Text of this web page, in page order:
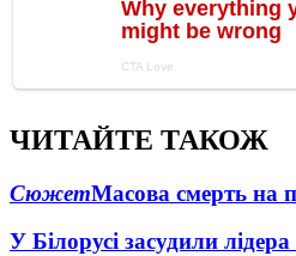
ЧИТАЙТЕ ТАКОЖ
СюжетМасова смерть на
У Білорусі засудили